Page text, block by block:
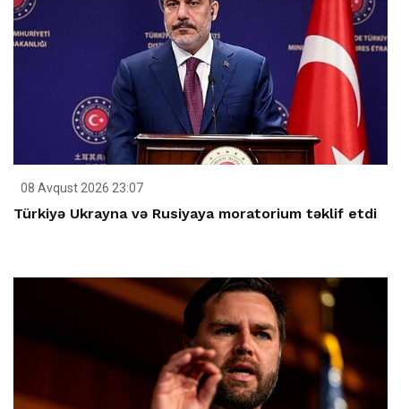
08 Avqust 2026 23:07
Türkiyə Ukrayna və Rusiyaya moratorium təklif etdi